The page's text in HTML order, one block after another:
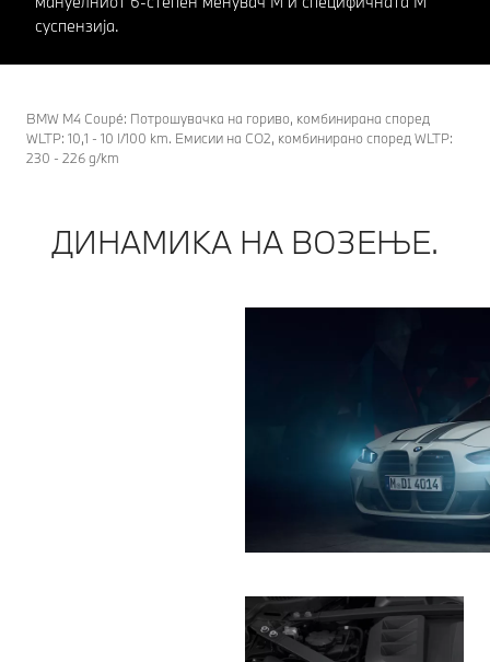
суспензија.
BMW M4 Coupé: Потрошувачка на гориво, комбинирана според
WLTP: 10,1 - 10 l/100 km. Емисии на CO2, комбинирано според WLTP:
230 - 226 g/km
ДИНАМИКА НА ВОЗЕЊЕ.